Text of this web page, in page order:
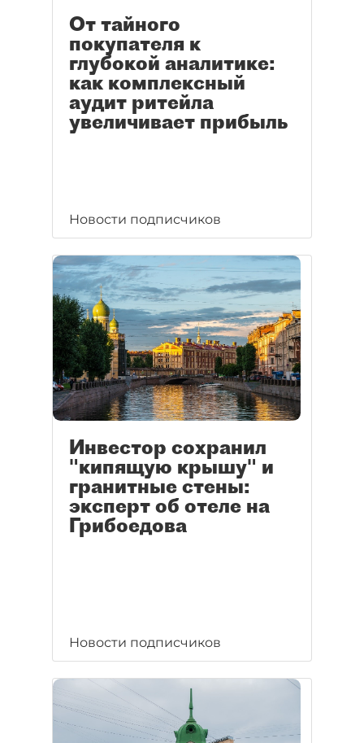
От тайного
покупателя к
глубокой аналитике:
как комплексный
аудит ритейла
увеличивает прибыль
Новости подписчиков
Инвестор сохранил
"кипящую крышу" и
гранитные стены:
эксперт об отеле на
Грибоедова
Новости подписчиков